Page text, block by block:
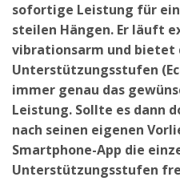
sofortige Leistung für
steilen Hängen. Er läuft
vibrationsarm und bietet
Unterstützungsstufen
immer genau das
Leistung. Sollte es dann
nach seinen eigenen
Smartphone-App die
Unterstützungsstufen